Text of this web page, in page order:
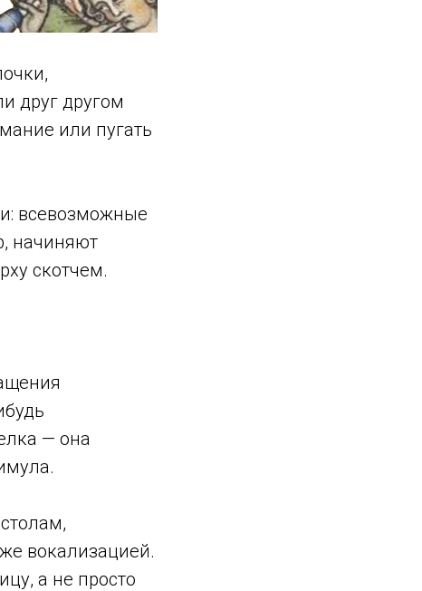
друг другом
или пугать
всевозможные
начиняют
скотчем.
— она
вокализацией.
а не просто